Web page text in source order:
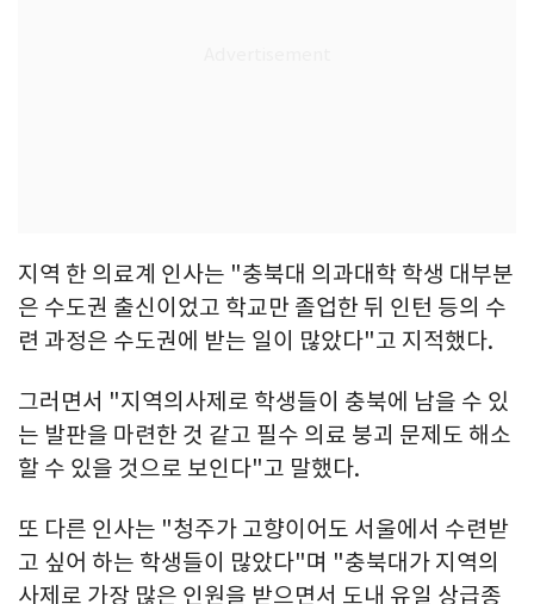
지역 한 의료계 인사는 "충북대 의과대학 학생 대부분
은 수도권 출신이었고 학교만 졸업한 뒤 인턴 등의 수
련 과정은 수도권에 받는 일이 많았다"고 지적했다.
그러면서 "지역의사제로 학생들이 충북에 남을 수 있
는 발판을 마련한 것 같고 필수 의료 붕괴 문제도 해소
할 수 있을 것으로 보인다"고 말했다.
또 다른 인사는 "청주가 고향이어도 서울에서 수련받
고 싶어 하는 학생들이 많았다"며 "충북대가 지역의
사제로 가장 많은 인원을 받으면서 도내 유일 상급종